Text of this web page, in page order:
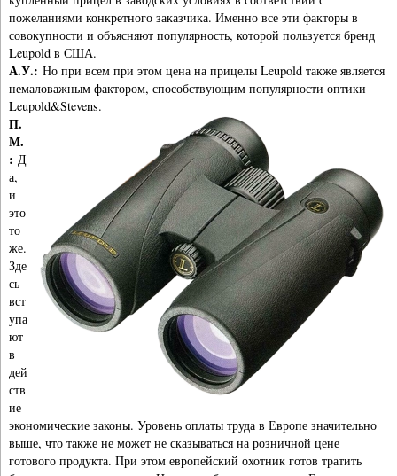
пожеланиями конкретного заказчика. Именно все эти факторы в
совокупности и объясняют популярность, которой пользуется бренд
Leupold в США.
А.У.: Но при всем при этом цена на прицелы Leupold также является
немаловажным фактором, способствующим популярности оптики
Leupold&Stevens.
П.
М.
: Д
а,
и
это
то
же.
Зде
сь
вст
упа
ют
в
дей
ств
ие
экономические законы. Уровень оплаты труда в Европе значительно
выше, что также не может не сказываться на розничной цене
готового продукта. При этом европейский охотник готов тратить